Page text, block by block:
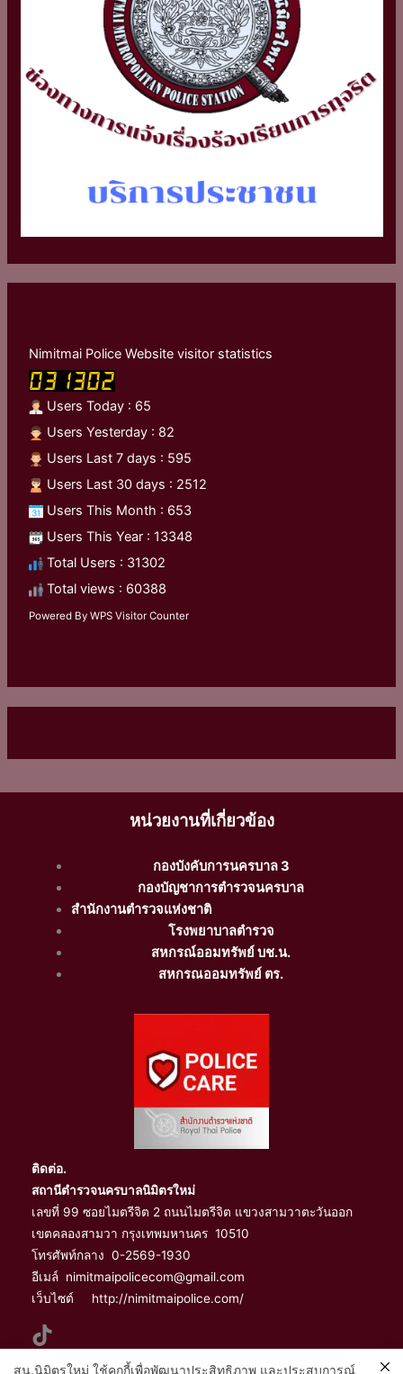
Nimitmai Police Website visitor statistics
Users Today : 65
Users Yesterday : 82
Users Last 7 days : 595
Users Last 30 days : 2512
Users This Month : 653
Users This Year : 13348
Total Users : 31302
Total views : 60388
Powered ByWPS Visitor Counter
หน่วยงานที่เกี่ยวข้อง
กองบังคับการนครบาล 3
กองบัญชาการตำรวจนครบาล
สำนักงานตำรวจแห่งชาติ
โรงพยาบาลตำรวจ
สหกรณ์ออมทรัพย์ บช.น.
สหกรณออมทรัพย์ ตร.
ติดต่อ.
สถานีตำรวจนครบาลนิมิตรใหม่
เลขที่ 99 ซอยไมตรีจิต 2 ถนนไมตรีจิต แขวงสามวาตะวันออก
เขตคลองสามวา กรุงเทพมหานคร 10510
โทรศัพท์กลาง 0-2569-1930
อีเมล์ nimitmaipolicecom@gmail.com
เว็บไซต์ http://nimitmaipolice.com/
สน.นิมิตรใหม่ ใช้คุกกี้เพื่อพัฒนาประสิทธิภาพ และประสบการณ์